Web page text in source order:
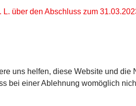
über den Abschluss zum
uns helfen, diese Website und die
bei einer Ablehnung womöglich